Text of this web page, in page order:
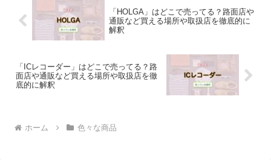
「HOLGA」はどこで売ってる？路面店や
通販など買える場所や取扱店を徹底的に
解釈
「ICレコーダー」はどこで売ってる？路
面店や通販など買える場所や取扱店を徹
底的に解釈
ホーム 色々な商品